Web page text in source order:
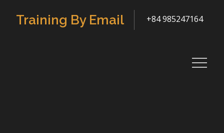
Training By Email +84 985247164